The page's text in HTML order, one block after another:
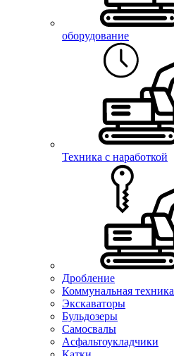
оборудование
Техника с наработкой
Дробление
Коммунальная техника
Экскаваторы
Бульдозеры
Самосвалы
Асфальтоукладчики